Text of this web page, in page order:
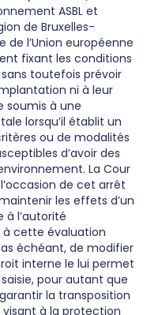
ASBL et
de Bruxelles-
de l’Union européenne
fixant les conditions
toutefois prévoir
ni à leur
soumis à une
lorsqu’il établit un
ou de modalités
d’avoir des
La Cour
de cet arrêt
les effets d’un
l’autorité
cette évaluation
échéant, de modifier
interne le lui permet
pour autant que
la transposition
visant à la protection